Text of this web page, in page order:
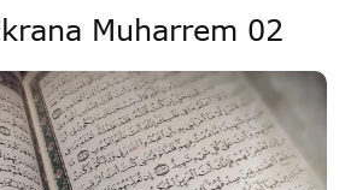
Muharrem 02